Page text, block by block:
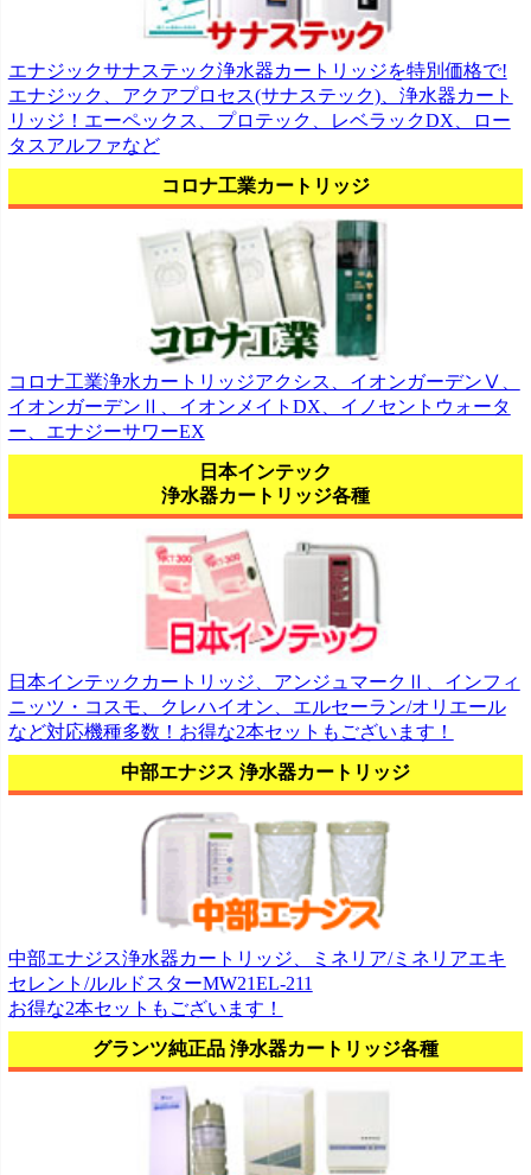
エナジックサナステック浄水器カートリッジを特別価格で!
エナジック、アクアプロセス(サナステック)、浄水器カート
リッジ！エーペックス、プロテック、レベラックDX、ロー
タスアルファなど
コロナ工業カートリッジ
コロナ工業浄水カートリッジアクシス、イオンガーデンⅤ、
イオンガーデンⅡ、イオンメイトDX、イノセントウォータ
ー、エナジーサワーEX
日本インテック
浄水器カートリッジ各種
日本インテックカートリッジ、アンジュマークⅡ、インフィ
ニッツ・コスモ、クレハイオン、エルセーラン/オリエール
など対応機種多数！お得な2本セットもございます！
中部エナジス 浄水器カートリッジ
中部エナジス浄水器カートリッジ、ミネリア/ミネリアエキ
セレント/ルルドスターMW21EL-211
お得な2本セットもございます！
グランツ純正品 浄水器カートリッジ各種